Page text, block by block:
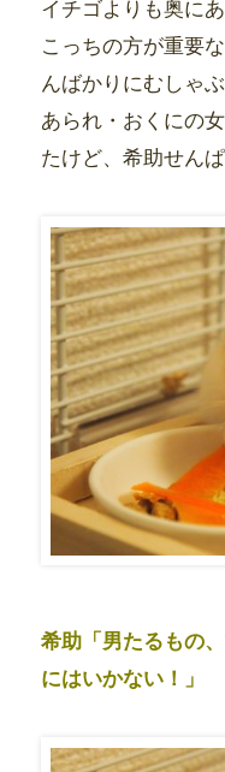
イチゴよりも奥に
こっちの方が重要
んばかりにむしゃ
あられ・おくにの
たけど、希助せん
希助「男たるもの
にはいかない！」